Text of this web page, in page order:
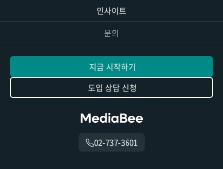
인사이트
문의
지금 시작하기
도입 상담 신청
02-737-3601